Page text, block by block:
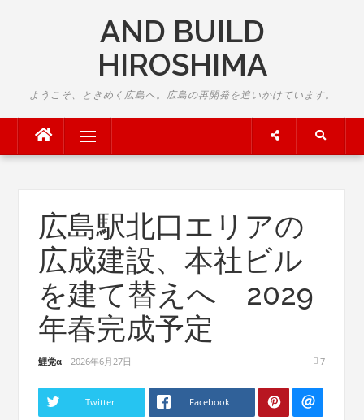
AND BUILD
HIROSHIMA
ようこそ、ときめく広島へ。広島の再開発を追いかけています。
Menu
広島駅北口エリアの
広成建設、本社ビル
を建て替えへ 2029
年春完成予定
鯉党α 2026年6月27日 7
Twitter Facebook